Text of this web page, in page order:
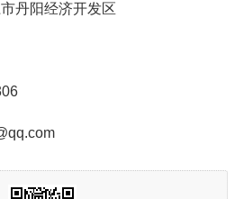
丹阳经济开发区